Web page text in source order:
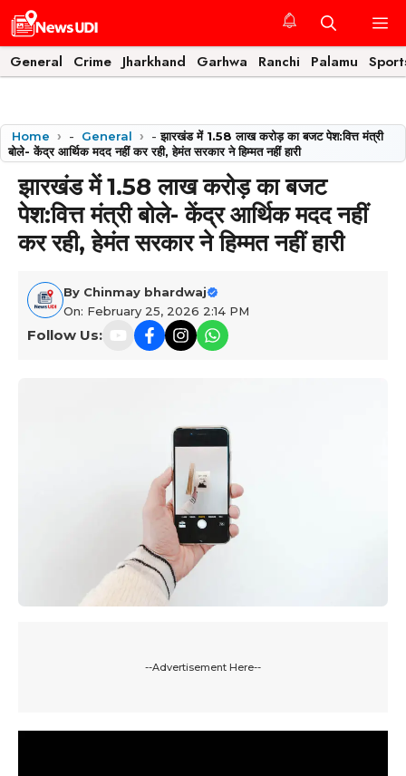
Skip
to
content
General Crime Jharkhand Garhwa Ranchi Palamu
Home - General -झारखंड में 1.58 लाख करोड़ का बजट पेश:वित्त मंत्री
बोले- केंद्र आर्थिक मदद नहीं कर रही, हेमंत सरकार ने हिम्मत नहीं हारी
झारखंड में 1.58 लाख करोड़ का बजट
पेश:वित्त मंत्री बोले- केंद्र आर्थिक मदद नहीं
कर रही, हेमंत सरकार ने हिम्मत नहीं हारी
By Chinmay bhardwaj
On: February 25, 2026 2:14 PM
Follow Us:
--Advertisement Here--